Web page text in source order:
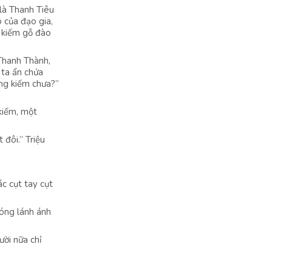
Thanh Tiêu
của đạo gia,
gỗ đào
Thành,
ẩn chứa
kiếm chưa?”
một
Triệu
cụt tay cụt
lánh ánh
nữa chỉ